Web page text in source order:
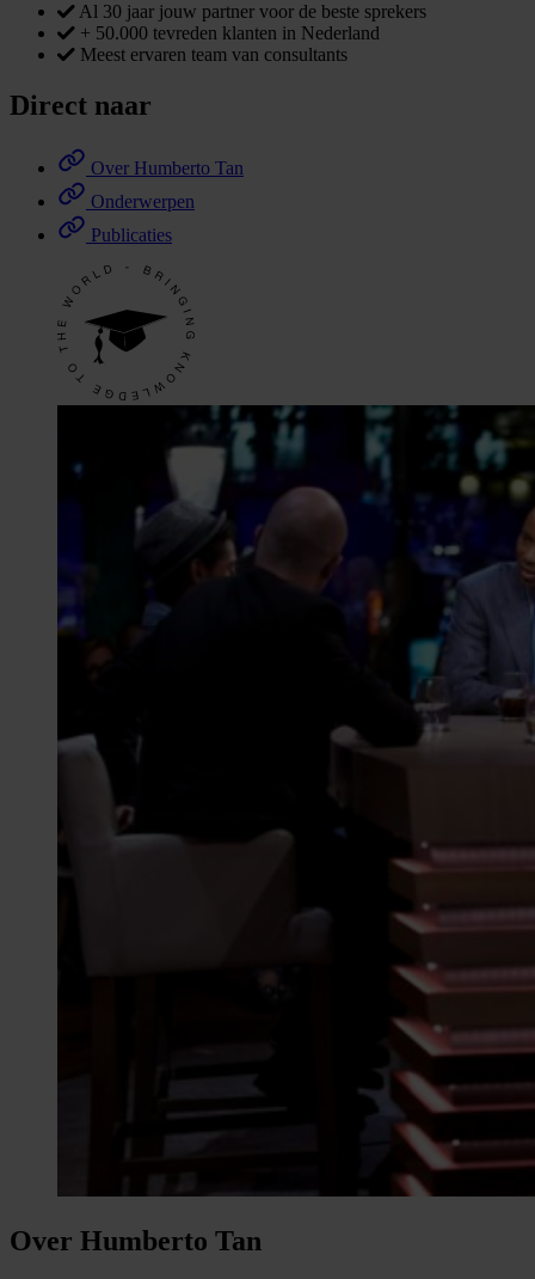
Al 30 jaar jouw partner voor de beste sprekers
+ 50.000 tevreden klanten in Nederland
Meest ervaren team van consultants
Direct naar
Over Humberto Tan
Onderwerpen
Publicaties
Over Humberto Tan